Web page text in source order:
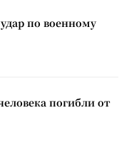
по военному
погибли от